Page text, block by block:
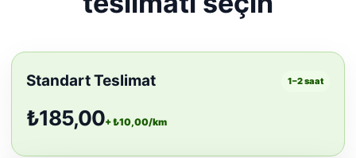
1–2 saat
Standart Teslimat
₺185,00+ ₺10,00/km